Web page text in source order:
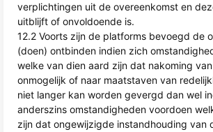
verplichtingen uit de overeenkomst en
uitblijft of onvoldoende is.
12.2 Voorts zijn de platforms bevoegd de
(doen) ontbinden indien zich
welke van dien aard zijn dat nakoming
onmogelijk of naar maatstaven van
niet langer kan worden gevergd dan wel
anderszins omstandigheden voordoen
zijn dat ongewijzigde instandhouding van